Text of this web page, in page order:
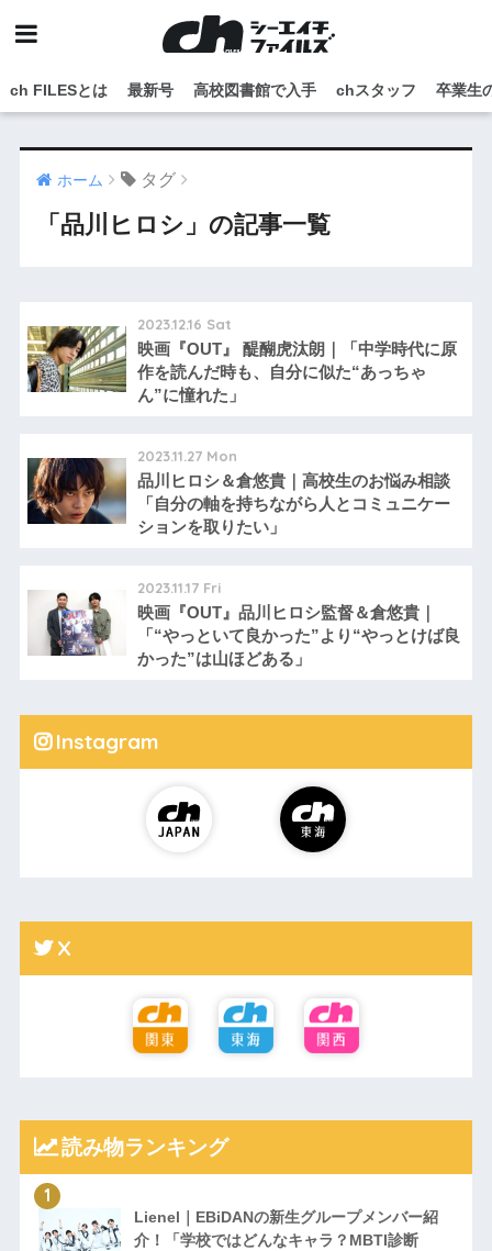
ch FILESとは 最新号 高校図書館で入手 chスタッフ 卒業生
ホーム タグ
「品川ヒロシ」の記事一覧
2023.12.16 Sat
映画『OUT』 醍醐虎汰朗｜「中学時代に原
作を読んだ時も、自分に似た“あっちゃ
ん”に憧れた」
2023.11.27 Mon
品川ヒロシ＆倉悠貴｜高校生のお悩み相談
「自分の軸を持ちながら人とコミュニケー
ションを取りたい」
2023.11.17 Fri
映画『OUT』品川ヒロシ監督＆倉悠貴｜
「“やっといて良かった”より“やっとけば良
かった”は山ほどある」
Instagram
X
読み物ランキング
Lienel｜EBiDANの新生グループメンバー紹
介！「学校ではどんなキャラ？MBTI診断